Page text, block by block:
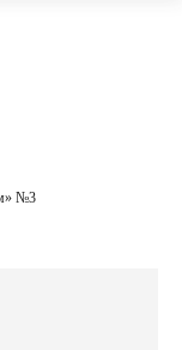
№3